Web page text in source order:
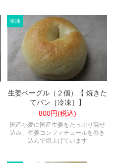
生姜ベーグル（２個）【 焼きた
てパン［冷凍］】
800円(税込)
国産小麦に国産生姜をたっぷり混ぜ
込み、生姜コンフィチュールを巻き
込んで焼上げています